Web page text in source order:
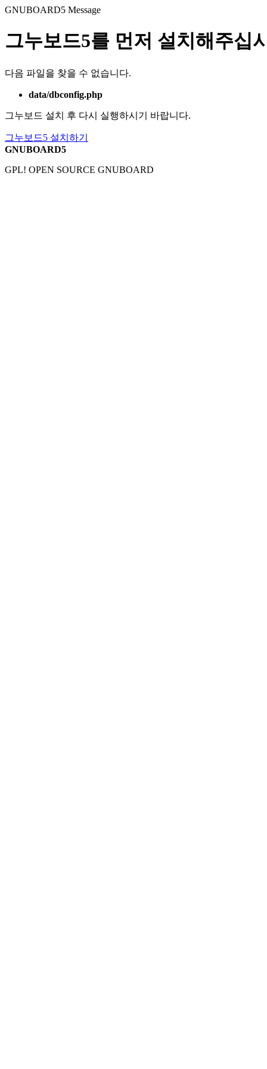
GNUBOARD5 Message
그누보드5를 먼저 설치해주십
다음 파일을 찾을 수 없습니다.
data/dbconfig.php
그누보드 설치 후 다시 실행하시기 바랍니다.
그누보드5 설치하기
GNUBOARD5
GPL! OPEN SOURCE GNUBOARD